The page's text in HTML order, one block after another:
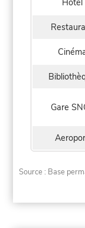
Hôtel
Gare
Source : Base